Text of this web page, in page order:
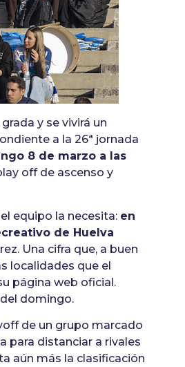
y se vivirá un
a la 26ª jornada
8 de marzo a las
off de ascenso y
equipo la necesita: en
de Huelva
Una cifra que, a buen
localidades que el
página web oficial.
domingo.
de un grupo marcado
para distanciar a rivales
aún más la clasificación